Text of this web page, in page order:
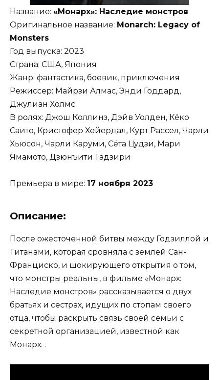
Название: «Монарх»: Наследие монстров
Оригинальное название: Monarch: Legacy of
Monsters
Год выпуска: 2023
Страна: США, Япония
Жанр: фантастика, боевик, приключения
Режиссер: Майрзи Алмас, Энди Годдард,
Джулиан Холмс
В ролях: Джош Коллинз, Дэйв Уолден, Кёко
Саито, Кристофер Хейердал, Курт Рассел, Чарли
Хьюсон, Чарли Каруми, Сёта Цудзи, Мари
Ямамото, Дзюнъити Тадзири
Премьера в мире: 17 ноября 2023
Описание:
После ожесточенной битвы между Годзиллой и
Титанами, которая сровняла с землей Сан-
Франциско, и шокирующего открытия о том,
что монстры реальны, в фильме «Монарх:
Наследие монстров» рассказывается о двух
братьях и сестрах, идущих по стопам своего
отца, чтобы раскрыть связь своей семьи с
секретной организацией, известной как
Монарх. .